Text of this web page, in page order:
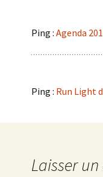
Ping : Agenda
Ping : Run Light
Laisser